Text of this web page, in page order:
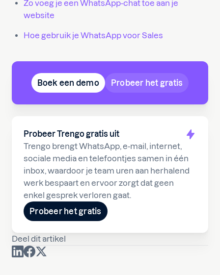
Probeer Trengo gratis uit
Trengo brengt WhatsApp, e-mail, internet,
sociale media en telefoontjes samen in één
inbox, waardoor je team uren aan herhalend
werk bespaart en ervoor zorgt dat geen
enkel gesprek verloren gaat.
Probeer het gratis
Deel dit artikel
Zo voeg je een WhatsApp-chat toe aan je
website
Hoe gebruik je WhatsApp voor Sales
Boek een demo Probeer het gratis